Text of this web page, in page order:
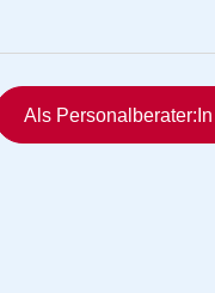
Als